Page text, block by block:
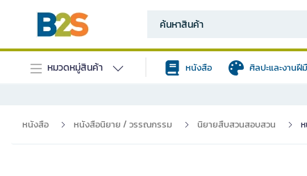
หมวดหมู่สินค้า หนังสือ ศิลปะและงานฝี
หนังสือ หนังสือนิยาย / วรรณกรรม นิยายสืบสวนสอบสวน